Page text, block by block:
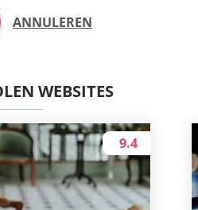
ANNULEREN
WEBSITES
9.4